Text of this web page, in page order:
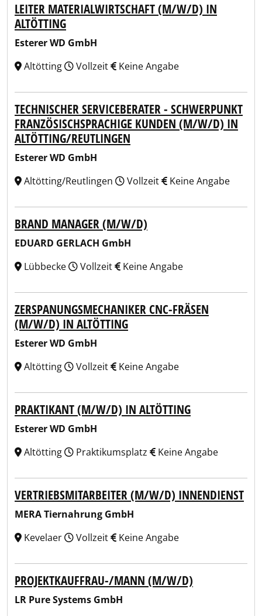
LEITER MATERIALWIRTSCHAFT (M/W/D) IN
ALTÖTTING
Esterer WD GmbH
Altötting
Vollzeit Keine Angabe
TECHNISCHER SERVICEBERATER - SCHWERPUNKT
FRANZÖSISCHSPRACHIGE KUNDEN (M/W/D) IN
ALTÖTTING/REUTLINGEN
Esterer WD GmbH
Altötting/Reutlingen
Vollzeit Keine Angabe
BRAND MANAGER (M/W/D)
EDUARD GERLACH GmbH
Lübbecke
Vollzeit Keine Angabe
ZERSPANUNGSMECHANIKER CNC-FRÄSEN
(M/W/D) IN ALTÖTTING
Esterer WD GmbH
Altötting
Vollzeit Keine Angabe
PRAKTIKANT (M/W/D) IN ALTÖTTING
Esterer WD GmbH
Altötting
Praktikumsplatz Keine Angabe
VERTRIEBSMITARBEITER (M/W/D) INNENDIENST
MERA Tiernahrung GmbH
Kevelaer
Vollzeit Keine Angabe
PROJEKTKAUFFRAU-/MANN (M/W/D)
LR Pure Systems GmbH